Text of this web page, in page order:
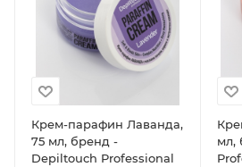
Крем-парафин Лаванда,
75 мл, бренд -
Depiltouch Professional
мл,